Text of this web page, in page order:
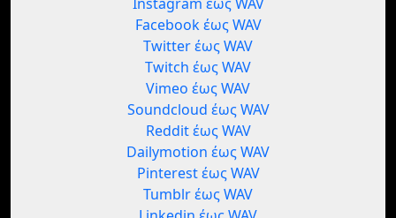
Facebook έως WAV
Twitter έως WAV
Twitch έως WAV
Vimeo έως WAV
Soundcloud έως WAV
Reddit έως WAV
Dailymotion έως WAV
Pinterest έως WAV
Tumblr έως WAV